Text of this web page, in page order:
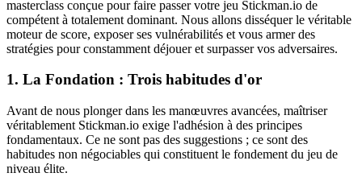
masterclass conçue pour faire passer votre jeu Stickman.io de
compétent à totalement dominant. Nous allons disséquer le véritable
moteur de score, exposer ses vulnérabilités et vous armer des
stratégies pour constamment déjouer et surpasser vos adversaires.
1. La Fondation : Trois habitudes d'or
Avant de nous plonger dans les manœuvres avancées, maîtriser
véritablement Stickman.io exige l'adhésion à des principes
fondamentaux. Ce ne sont pas des suggestions ; ce sont des
habitudes non négociables qui constituent le fondement du jeu de
niveau élite.